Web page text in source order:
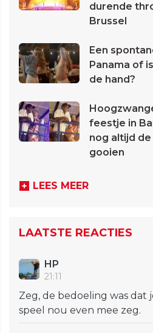
durende
Brussel
Een
Panama of
de hand?
feestje in
nog altijd
gooien
LEES MEER
LAATSTE REACTIES
HP
21:11
Zeg, de bedoeling was dat
speel nou even mee zeg.